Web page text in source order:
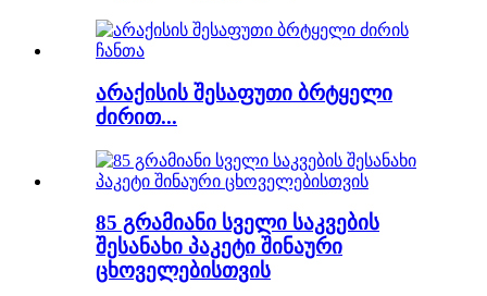
არაქისის შესაფუთი ბრტყელი
ძირით...
85 გრამიანი სველი საკვების
შესანახი პაკეტი შინაური
ცხოველებისთვის